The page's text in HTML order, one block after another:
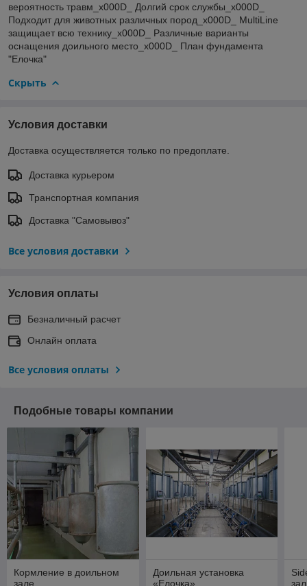
вероятность травм_x000D_ Долгий срок службы_x000D_
Подходит для животных различных пород_x000D_ MultiLine
защищает всю технику_x000D_ Различные варианты
оснащения доильного место_x000D_ План фундамента
"Елочка"
Скрыть
Условия доставки
Доставка осуществляется только по предоплате.
Доставка курьером
Транспортная компания
Доставка "Самовывоз"
Все условия доставки
Условия оплаты
Безналичный расчет
Онлайн оплата
Все условия оплаты
Подобные товары компании
Кормление в доильном
зале
Доильная установка
«Елочка»